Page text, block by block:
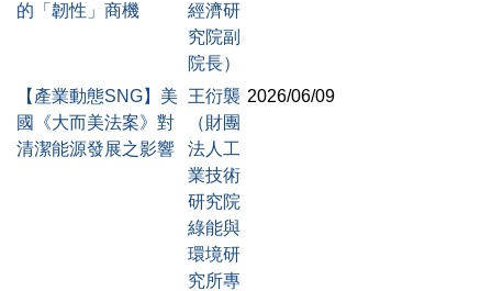
的「韌性」商機
經濟研
究院副
院長）
【產業動態SNG】美
國《大而美法案》對
清潔能源發展之影響
王衍襲
（財團
法人工
業技術
研究院
綠能與
環境研
究所專
2026/06/09